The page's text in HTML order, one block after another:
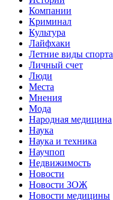
Компании
Криминал
Культура
Лайфхаки
Летние виды спорта
Личный счет
Люди
Места
Мнения
Мода
Народная медицина
Наука
Наука и техника
Научпоп
Недвижимость
Новости
Новости ЗОЖ
Новости медицины